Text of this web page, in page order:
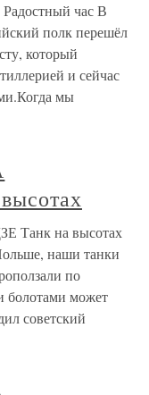
час В
полк перешёл
который
и сейчас
мы
на высотах
наши танки
по
болотами может
советский